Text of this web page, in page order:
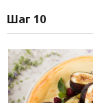
Шаг 10